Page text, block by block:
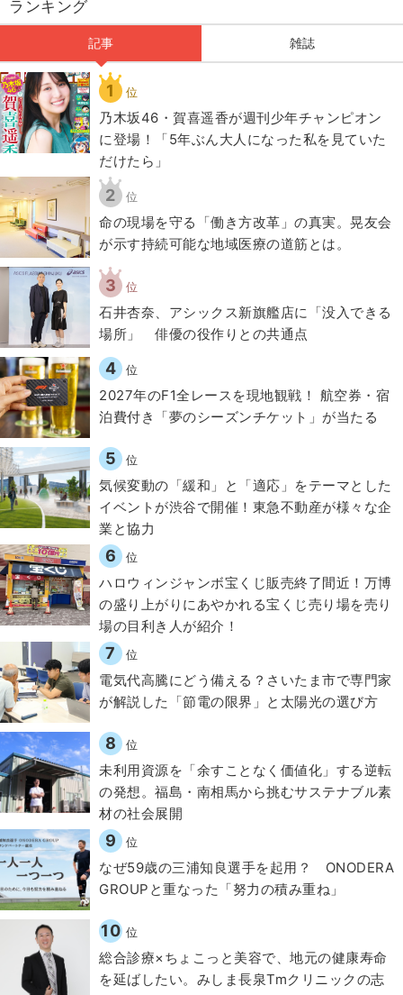
ランキング
記事 雑誌
1 位
乃木坂46・賀喜遥香が週刊少年チャンピオン
に登場！「5年ぶん大人になった私を見ていた
だけたら」
2 位
​命の現場を守る「働き方改革」の真実。晃友会
が示す持続可能な地域医療の道筋とは。
3 位
石井杏奈、アシックス新旗艦店に「没入できる
場所」 俳優の役作りとの共通点
4 位
2027年のF1全レースを現地観戦！ 航空券・宿
泊費付き「夢のシーズンチケット」が当たる
5 位
気候変動の「緩和」と「適応」をテーマとした
イベントが渋谷で開催！東急不動産が様々な企
業と協力
6 位
ハロウィンジャンボ宝くじ販売終了間近！万博
の盛り上がりにあやかれる宝くじ売り場を売り
場の目利き人が紹介！
7 位
電気代高騰にどう備える？さいたま市で専門家
が解説した「節電の限界」と太陽光の選び方
8 位
​​未利用資源を「余すことなく価値化」する逆転
の発想。福島・南相馬から挑むサステナブル素
材の社会展開​
9 位
なぜ59歳の三浦知良選手を起用？ ONODERA
GROUPと重なった「努力の積み重ね」
10 位
総合診療×ちょこっと美容で、地元の健康寿命
を延ばしたい。みしま長泉Tmクリニックの志